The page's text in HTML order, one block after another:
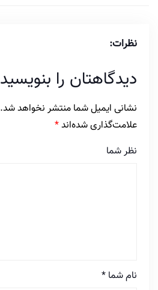
نظرات:
دیدگاهتان را بنویسید
نشانی ایمیل شما منتشر نخواهد شد.
علامت‌گذاری شده‌اند*
نظر شما
نام شما *